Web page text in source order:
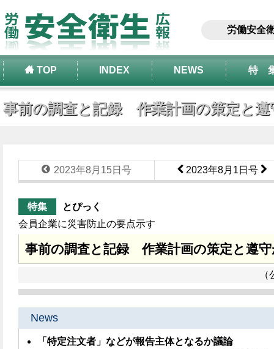
労働安全
TOP INDEX NEWS 特
事前の調査と記録 作業計画の策定と遵
2023年8月15日号 2023年8月1日号
特集
とぴっく
会員企業に災害防止の要点示す
事前の調査と記録 作業計画の策定と遵守
News
「特定注文者」などが報告主体となるか議論